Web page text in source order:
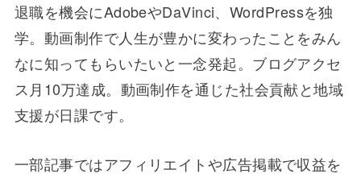
退職を機会にAdobeやDaVinci、WordPressを独
学。動画制作で人生が豊かに変わったことをみん
なに知ってもらいたいと一念発起。ブログアクセ
ス月10万達成。動画制作を通じた社会貢献と地域
支援が日課です。
一部記事ではアフィリエイトや広告掲載で収益を